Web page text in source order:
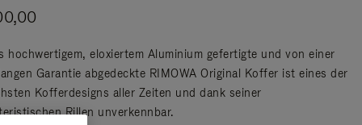
hochwertigem, eloxiertem Aluminium gefertigte und von einer
Garantie abgedeckte RIMOWA Original Koffer ist eines der
Kofferdesigns aller Zeiten und dank seiner
Rillen unverkennbar.